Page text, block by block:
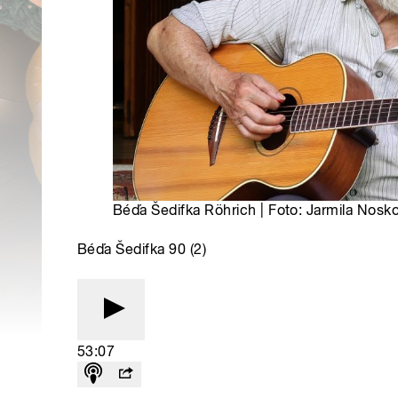
Béďa Šedifka Röhrich | Foto: Jarmila
Béďa Šedifka 90 (2)
53:07